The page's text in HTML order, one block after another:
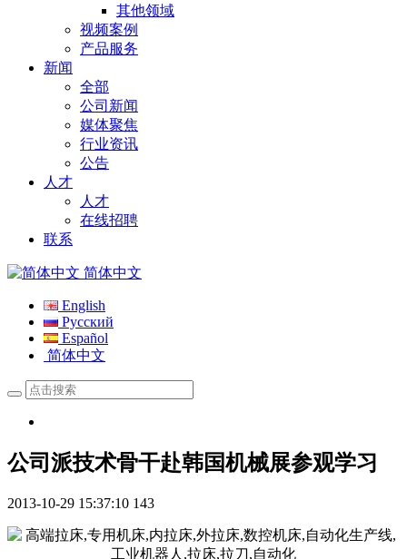
其他领域
视频案例
产品服务
新闻
全部
公司新闻
媒体聚焦
行业资讯
公告
人才
人才
在线招聘
联系
简体中文
English
Русский
Español
简体中文
公司派技术骨干赴韩国机械展参观学习
2013-10-29 15:37:10 143